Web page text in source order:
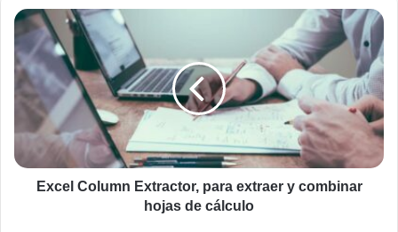
Excel
Column
Extractor,
para
extraer
combinar
hojas
de
cálculo
Excel Column Extractor, para extraer y combinar
hojas de cálculo